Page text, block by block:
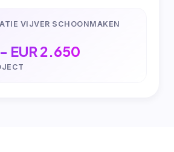
VIJVER SCHOONMAKEN
EUR 2.650